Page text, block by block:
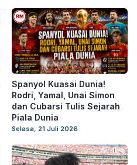
Spanyol Kuasai Dunia!
Rodri, Yamal, Unai Simon
dan Cubarsi Tulis Sejarah
Piala Dunia
Selasa, 21 Juli 2026